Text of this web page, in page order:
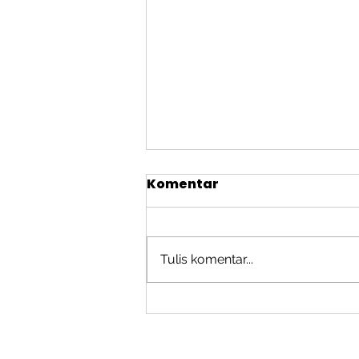
Komentar
Tulis komentar...